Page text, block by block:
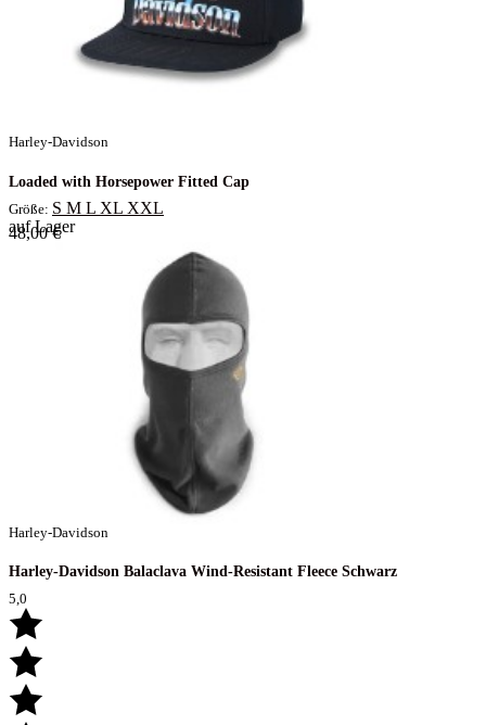
Harley-Davidson
Loaded with Horsepower Fitted Cap
Größe: S M L XL XXL
auf Lager
48,00 €
Harley-Davidson
Harley-Davidson Balaclava Wind-Resistant Fleece Schwarz
5,0